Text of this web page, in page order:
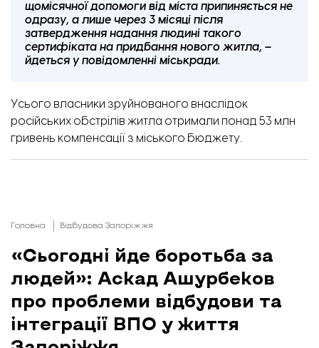
щомісячної допомоги від міста припиняється не
одразу, а лише через 3 місяці після
затвердження надання людині такого
сертифіката на придбання нового житла, –
йдеться у повідомленні міськради.
Усього власники зруйнованого внаслідок
російських обстрілів житла отримали понад 53 млн
гривень компенсації з міського бюджету.
Головна Відбудова Запоріжжя
«Сьогодні йде боротьба за
людей»: Аскад Ашурбеков
про проблеми відбудови та
інтеграції ВПО у життя